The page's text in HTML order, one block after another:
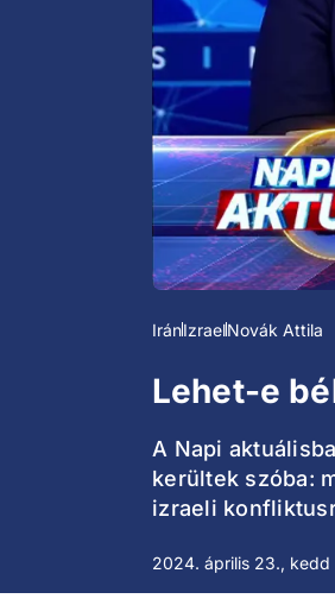
IránIzraelNovák Attila
Lehet-e
A Napi
kerültek szóba:
izraeli
2024. április 23., kedd